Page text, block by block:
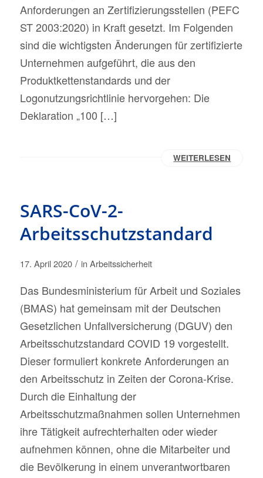
Anforderungen an Zertifizierungsstellen (PEFC
ST 2003:2020) in Kraft gesetzt. Im Folgenden
sind die wichtigsten Änderungen für zertifizierte
Unternehmen aufgeführt, die aus den
Produktkettenstandards und der
Logonutzungsrichtlinie hervorgehen: Die
Deklaration „100 […]
WEITERLESEN
SARS-CoV-2-
Arbeitsschutzstandard
17. April 2020 / in Arbeitssicherheit
Das Bundesministerium für Arbeit und Soziales
(BMAS) hat gemeinsam mit der Deutschen
Gesetzlichen Unfallversicherung (DGUV) den
Arbeitsschutzstandard COVID 19 vorgestellt.
Dieser formuliert konkrete Anforderungen an
den Arbeitsschutz in Zeiten der Corona-Krise.
Durch die Einhaltung der
Arbeitsschutzmaßnahmen sollen Unternehmen
ihre Tätigkeit aufrechterhalten oder wieder
aufnehmen können, ohne die Mitarbeiter und
die Bevölkerung in einem unverantwortbaren